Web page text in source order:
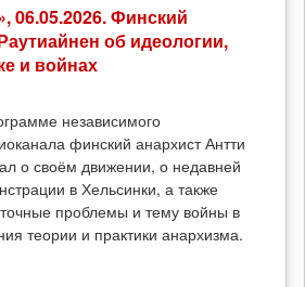
06.05.2026. Финский
об идеологии,
и войнах
независимого
финский анархист Антти
о своём движении, о недавней
в Хельсинки, а также
проблемы и тему войны в
теории и практики анархизма.